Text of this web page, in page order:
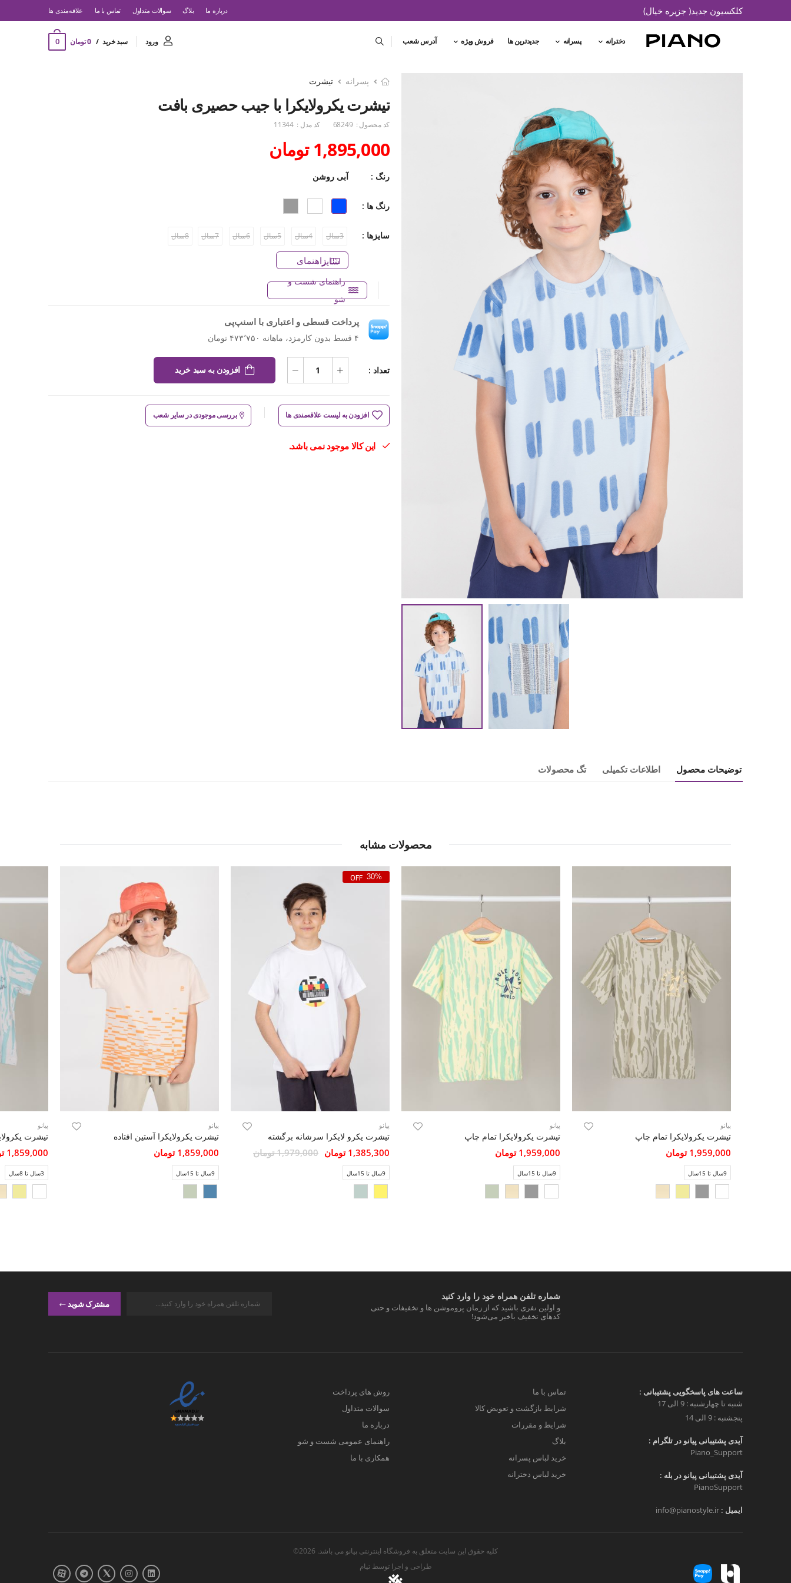
کلکسیون جدید( جزیره خیال) درباره ما بلاگ سوالات متداول تماس با ما ‌علاقه‌مندی ها
دخترانه پسرانه جدیدترین ها فروش ویژه آدرس شعب ورود سبد خرید 0 تومان 0
پسرانه تیشرت
تیشرت یکرولایکرا با جیب حصیری بافت
کد محصول : 68249 کد مدل : 11344
1,895,000 تومان
رنگ : آبی روشن
رنگ ها :
سایزها : 3سال 4سال 5سال 6سال 7سال 8سال
راهنمای سایز
راهنمای شست و
شو
پرداخت قسطی و اعتباری با اسنپ‌پی
۴ قسط بدون کارمزد، ماهانه ۴۷۳٬۷۵۰ تومان
تعداد : افزودن به سبد خرید
افزودن به لیست علاقه‌مندی ها بررسی موجودی در سایر شعب
این کالا موجود نمی باشد.
توضیحات محصول اطلاعات تکمیلی تگ محصولات
محصولات مشابه
پیانو
تیشرت یکرولایکرا تمام چاپ
1,959,000 تومان
9سال تا 15سال
پیانو
تیشرت یکرولایکرا تمام چاپ
1,959,000 تومان
9سال تا 15سال
30%
پیانو
تیشرت یکرو لایکرا سرشانه برگشته
1,385,300 تومان 1,979,000 تومان
9سال تا 15سال
پیانو
تیشرت یکرولایکرا آستین افتاده
1,859,000 تومان
9سال تا 15سال
پیانو
تیشرت
1,859,000 تومان
3سال تا 8سال
شماره تلفن همراه خود را وارد کنید
و اولین نفری باشید که از زمان پروموشن ها و تخفیفات و حتی
کدهای تخفیف باخبر می‌شود!
مشترک شوید
ساعت های پاسخگویی پشتیبانی :
شنبه تا چهارشنبه : 9 الی 17
پنجشنبه : 9 الی 14
آیدی پشتیبانی پیانو در تلگرام :
Piano_Support
آیدی پشتیبانی پیانو در بله :
PianoSupport
ایمیل : info@pianostyle.ir
تماس با ما
شرایط بازگشت و تعویض کالا
شرایط و مقررات
بلاگ
خرید لباس پسرانه
خرید لباس دخترانه
روش های پرداخت
سوالات متداول
درباره ما
راهنمای عمومی شست و شو
همکاری با ما
کلیه حقوق این سایت متعلق به فروشگاه اینترنتی پیانو می باشد. 2026©
طراحی و اجرا توسطتیام